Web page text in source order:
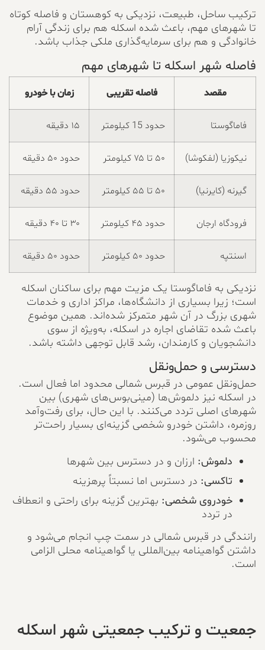
ترکیب ساحل، طبیعت، نزدیکی به کوهستان و فاصله کوتاه
تا شهرهای مهم، باعث شده اسکله هم برای زندگی آرام
خانوادگی و هم برای سرمایه‌گذاری ملکی جذاب باشد.
فاصله شهر اسکله تا شهرهای مهم
مقصد فاصله تقریبی زمان با خودرو
فاماگوستا حدود 15 کیلومتر ۱۵ دقیقه
نیکوزیا (لفکوشا) ۵۰ تا ۷۵ کیلومتر حدود ۵۰ دقیقه
گیرنه (کایرنیا) ۵۰ تا ۵۵ کیلومتر حدود ۵۵ دقیقه
فرودگاه ارجان حدود ۴۵ کیلومتر ۳۰ تا ۴۰ دقیقه
اسنتپه حدود ۵۰ کیلومتر حدود ۵۰ دقیقه
نزدیکی به فاماگوستا یک مزیت مهم برای ساکنان اسکله
است؛ زیرا بسیاری از دانشگاه‌ها، مراکز اداری و خدمات
شهری بزرگ در آن شهر متمرکز شده‌اند. همین موضوع
باعث شده تقاضای اجاره در اسکله، به‌ویژه از سوی
دانشجویان و کارمندان، رشد قابل توجهی داشته باشد.
دسترسی و حمل‌ونقل
حمل‌ونقل عمومی در قبرس شمالی محدود اما فعال است.
در اسکله نیز دلموش‌ها (مینی‌بوس‌های شهری) بین
شهرهای اصلی تردد می‌کنند. با این حال، برای رفت‌وآمد
روزمره، داشتن خودرو شخصی گزینه‌ای بسیار راحت‌تر
محسوب می‌شود.
دلموش:ارزان و در دسترس بین شهرها
تاکسی:در دسترس اما نسبتاً پرهزینه
خودروی شخصی:بهترین گزینه برای راحتی و انعطاف
در تردد
رانندگی در قبرس شمالی در سمت چپ انجام می‌شود و
داشتن گواهینامه بین‌المللی یا گواهینامه محلی الزامی
است.
جمعیت و ترکیب جمعیتی شهر اسکله